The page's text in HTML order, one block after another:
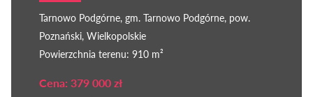
Tarnowo Podgórne, gm. Tarnowo Podgórne, pow.
Poznański, Wielkopolskie
Powierzchnia terenu: 910 m²
Cena: 379 000 zł